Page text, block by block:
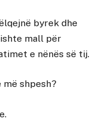
byrek dhe
mall për
e nënës së tij.
shpesh?